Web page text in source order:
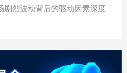
剧烈波动背后的驱动因素深度